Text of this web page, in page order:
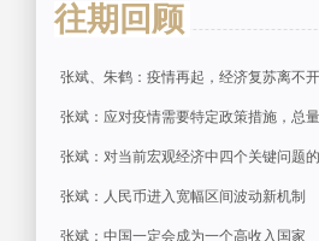
往期回顾
张斌、朱鹤：疫情再起，经济复苏离不
张斌：应对疫情需要特定政策措施，总
张斌：对当前宏观经济中四个关键问题
张斌：人民币进入宽幅区间波动新机制
张斌：中国一定会成为一个高收入国家